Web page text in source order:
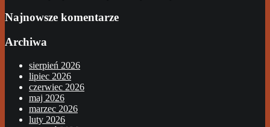
Najnowsze komentarze
Archiwa
sierpień 2026
lipiec 2026
czerwiec 2026
maj 2026
marzec 2026
luty 2026